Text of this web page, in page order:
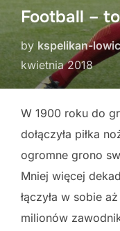
Football –
by kspelikan-
kwietnia 2018
W 1900 roku do
dołączyła piłka
ogromne grono
Mniej więcej
łączyła w sobie
milionów